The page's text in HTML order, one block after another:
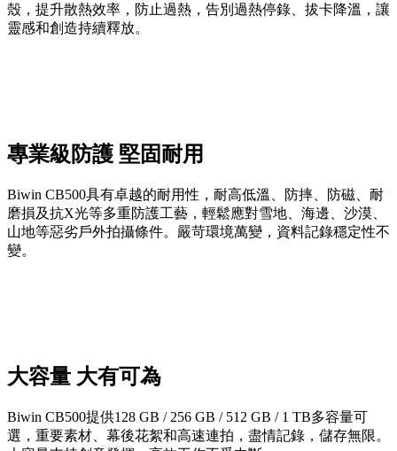
殼，提升散熱效率，防止過熱，告別過熱停錄、拔卡降溫，讓
靈感和創造持續釋放。
專業級防護 堅固耐用
Biwin CB500具有卓越的耐用性，耐高低溫、防摔、防磁、耐
磨損及抗X光等多重防護工藝，輕鬆應對雪地、海邊、沙漠、
山地等惡劣戶外拍攝條件。嚴苛環境萬變，資料記錄穩定性不
變。
大容量 大有可為
Biwin CB500提供128 GB / 256 GB / 512 GB / 1 TB多容量可
選，重要素材、幕後花絮和高速連拍，盡情記錄，儲存無限。